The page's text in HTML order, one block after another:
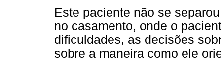
Este paciente não se
no casamento, onde o
dificuldades, as decisões
sobre a maneira como ele